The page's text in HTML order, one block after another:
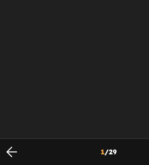
1/29